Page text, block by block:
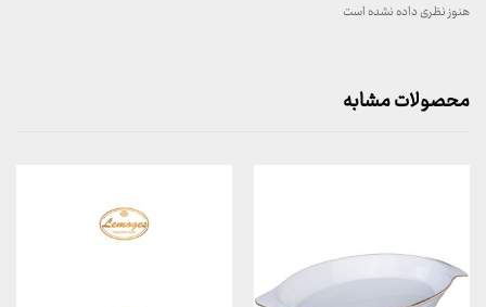
هنوز نظری داده نشده است
محصولات مشابه